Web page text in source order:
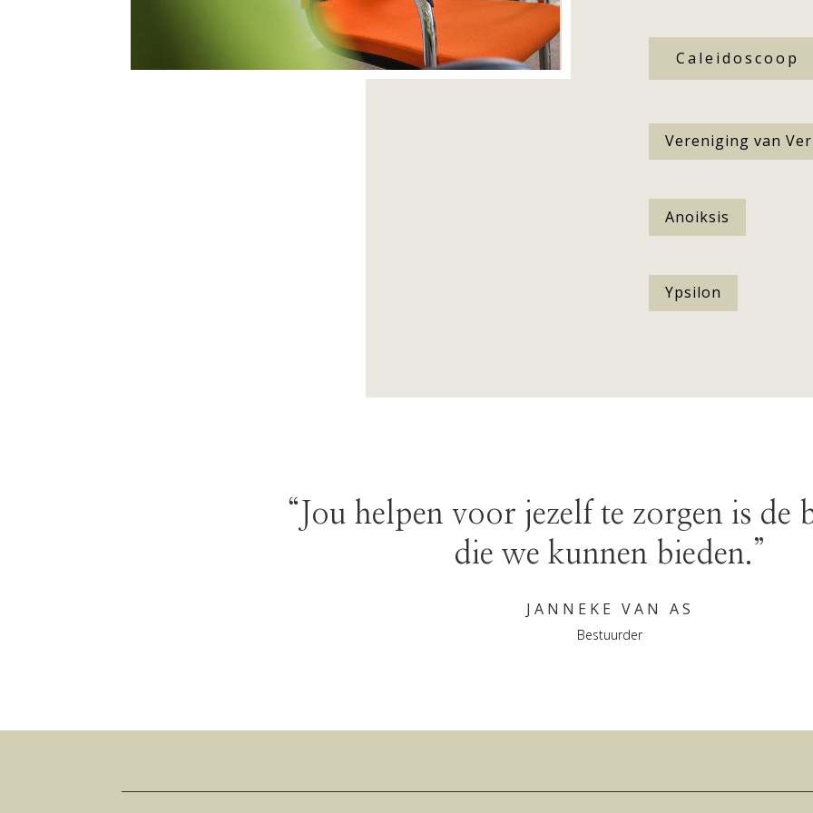
Caleidoscoop
Vereniging van
Anoiksis
Ypsilon
“Jou helpen voor jezelf te zorgen is de
die we kunnen bieden.”
JANNEKE VAN AS
Bestuurder